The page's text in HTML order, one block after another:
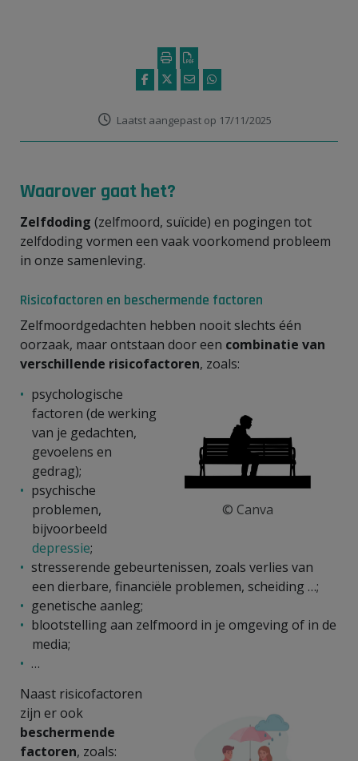
Laatst aangepast op 17/11/2025
Waarover gaat het?
Zelfdoding (zelfmoord, suïcide) en pogingen tot
zelfdoding vormen een vaak voorkomend probleem
in onze samenleving.
Risicofactoren en beschermende factoren
Zelfmoordgedachten hebben nooit slechts één
oorzaak, maar ontstaan door een combinatie van
verschillende risicofactoren, zoals:
© Canva
psychologische
factoren (de werking
van je gedachten,
gevoelens en
gedrag);
psychische
problemen,
bijvoorbeeld
depressie;
stresserende gebeurtenissen, zoals verlies van
een dierbare, financiële problemen, scheiding …;
genetische aanleg;
blootstelling aan zelfmoord in je omgeving of in de
media;
…
Naast risicofactoren
zijn er ook
beschermende
factoren, zoals: